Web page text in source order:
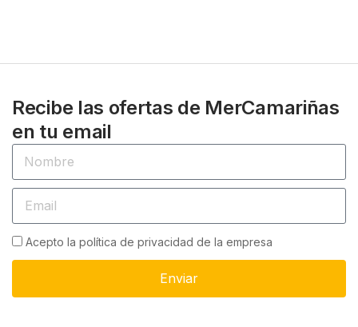
Recibe las ofertas de MerCamariñas
en tu email
Acepto la política de privacidad de la empresa
Enviar